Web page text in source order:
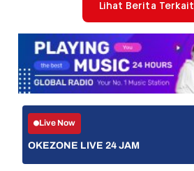
Lihat Berita Terkait
Live Now
OKEZONE LIVE 24 JAM